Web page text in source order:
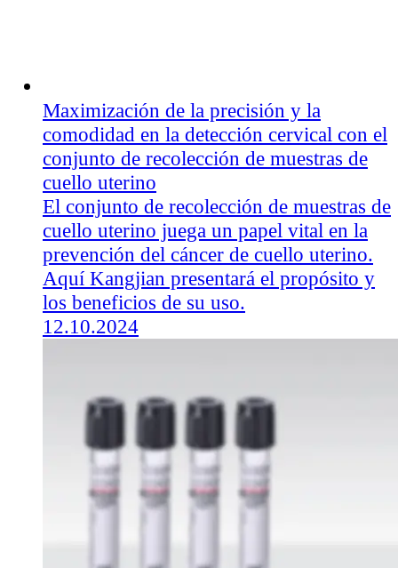
Maximización de la precisión y la
comodidad en la detección cervical con el
conjunto de recolección de muestras de
cuello uterino
El conjunto de recolección de muestras de
cuello uterino juega un papel vital en la
prevención del cáncer de cuello uterino.
Aquí Kangjian presentará el propósito y
los beneficios de su uso.
12.10.2024